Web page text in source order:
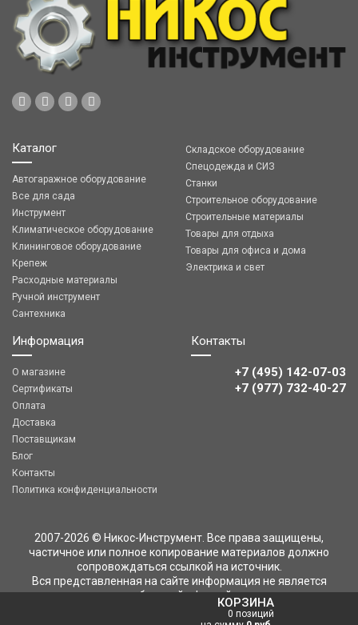
КОРЗИНА
0 позиций
Каталог
Автогаражное оборудование
Все для сада
Инструмент
Климатическое оборудование
Клининговое оборудование
Крепеж
Расходные материалы
Ручной инструмент
Сантехника
Складское оборудование
Спецодежда и СИЗ
Станки
Строительное оборудование
Строительные материалы
Товары для отдыха
Товары для офиса и дома
Электрика и свет
Информация
О магазине
Сертификаты
Оплата
Доставка
Поставщикам
Блог
Контакты
Политика конфиденциальности
Контакты
+7 (495) 142-07-03
‎‎+7 (977) 732-40-27
2007-2026 © Никос-Инструмент. Все права защищены,
частичное или полное копирование материалов должно
сопровождаться ссылкой на источник.
Вся представленная на сайте информация не является
публичной офертой